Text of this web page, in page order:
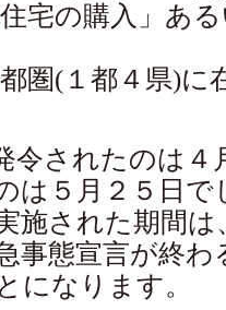
宅の購入」ある
圏(１都４県)に
令されたのは４
は５月２５日
施された期間は
事態宣言が終わ
になります。